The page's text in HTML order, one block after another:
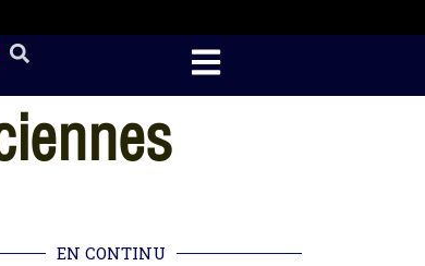
EN CONTINU